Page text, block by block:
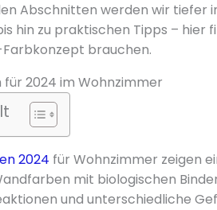
Abschnitten werden wir tiefer
hin zu praktischen Tipps – hier
brauchen.
für 2024 im Wohnzimmer
2024 für Wohnzimmer zeigen
mit biologischen
und unterschiedliche